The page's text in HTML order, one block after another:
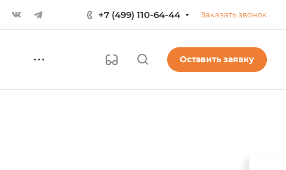
+7 (499) 110-64-44 Заказать звонок
Оставить заявку